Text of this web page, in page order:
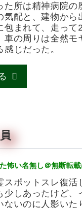
た所は精神病院の
気配と、建物から
包まれて、走っ
車の周りは全然
じだった。
怖い名無し＠無断転
スポットスレ復活
少しあったけど
ないのに人影いた